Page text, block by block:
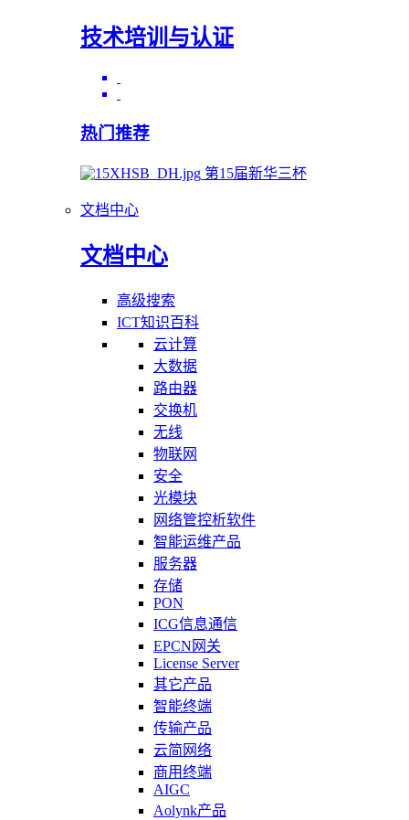
技术培训与认证
热门推荐
第15届新华三杯
文档中心
文档中心
高级搜索
ICT知识百科
云计算
大数据
路由器
交换机
无线
物联网
安全
光模块
网络管控析软件
智能运维产品
服务器
存储
PON
ICG信息通信
EPCN网关
License Server
其它产品
智能终端
传输产品
云简网络
商用终端
AIGC
Aolynk产品